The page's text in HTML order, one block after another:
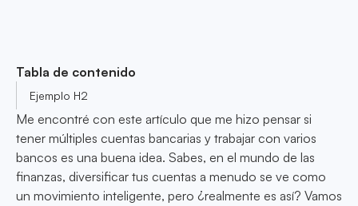
Tabla de contenido
Ejemplo H2
Me encontré con este artículo que me hizo pensar si
tener múltiples cuentas bancarias y trabajar con varios
bancos es una buena idea. Sabes, en el mundo de las
finanzas, diversificar tus cuentas a menudo se ve como
un movimiento inteligente, pero ¿realmente es así? Vamos